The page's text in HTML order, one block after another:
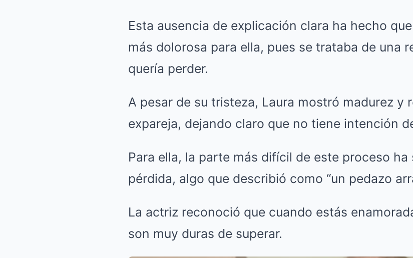
Esta ausencia de explicación clara ha hecho
más dolorosa para ella, pues se trataba de una
quería perder.
A pesar de su tristeza, Laura mostró madurez y
expareja, dejando claro que no tiene intención
Para ella, la parte más difícil de este proceso
pérdida, algo que describió como “un pedazo
La actriz reconoció que cuando estás
son muy duras de superar.